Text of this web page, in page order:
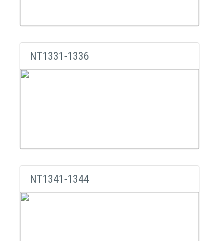
NT1331-1336
NT1341-1344